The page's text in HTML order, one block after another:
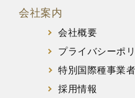
会社案内
会社概要
プライバシーポ
特別国際種事業
採用情報